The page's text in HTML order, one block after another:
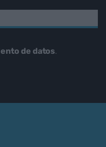
de datos.